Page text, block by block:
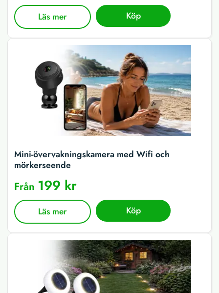
Läs mer Köp
Mini-övervakningskamera med Wifi och
mörkerseende
Från 199 kr
Läs mer Köp